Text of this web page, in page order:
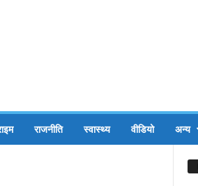
राजनीति स्वास्थ्य वीडियो अन्य